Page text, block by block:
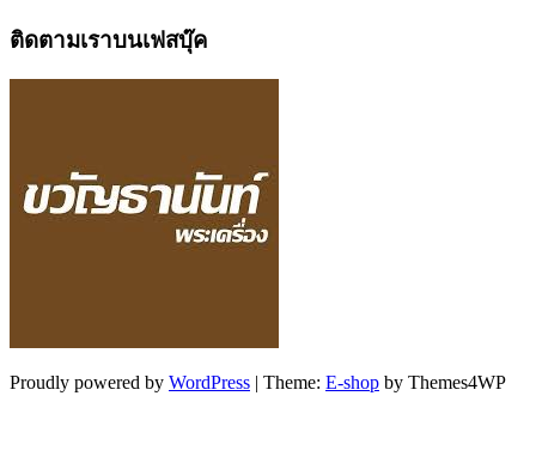
ติดตามเราบนเฟสบุ๊ค
Proudly powered by WordPress | Theme: E-shop by Themes4WP